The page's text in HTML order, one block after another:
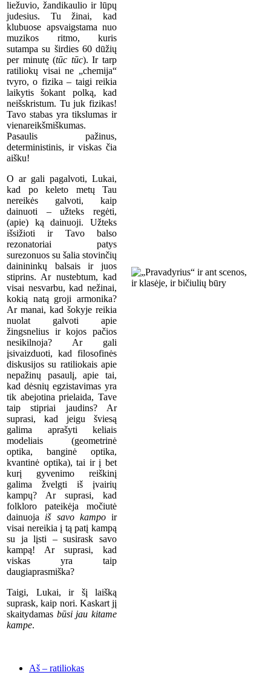
liežuvio, žandikaulio ir lūpų
judesius. Tu žinai, kad
klubuose apsvaigstama nuo
muzikos ritmo, kuris
sutampa su širdies 60 dūžių
per minutę (tūc tūc). Ir tarp
ratiliokų visai ne „chemija“
tvyro, o fizika – taigi reikia
laikytis šokant polką, kad
neišskristum. Tu juk fizikas!
Tavo stabas yra tikslumas ir
vienareikšmiškumas.
Pasaulis pažinus,
deterministinis, ir viskas čia
aišku!
O ar gali pagalvoti, Lukai,
kad po keleto metų Tau
nereikės galvoti, kaip
dainuoti – užteks regėti,
(apie) ką dainuoji. Užteks
išsižioti ir Tavo balso
rezonatoriai patys
surezonuos su šalia stovinčių
dainininkų balsais ir juos
stiprins. Ar nustebtum, kad
visai nesvarbu, kad nežinai,
kokią natą groji armonika?
Ar manai, kad šokyje reikia
nuolat galvoti apie
žingsnelius ir kojos pačios
nesikilnoja? Ar gali
įsivaizduoti, kad filosofinės
diskusijos su ratiliokais apie
nepažinų pasaulį, apie tai,
kad dėsnių egzistavimas yra
tik abejotina prielaida, Tave
taip stipriai jaudins? Ar
suprasi, kad jeigu šviesą
galima aprašyti keliais
modeliais (geometrinė
optika, banginė optika,
kvantinė optika), tai ir į bet
kurį gyvenimo reiškinį
galima žvelgti iš įvairių
kampų? Ar suprasi, kad
folkloro pateikėja močiutė
dainuoja iš savo kampoir
visai nereikia į tą patį kampą
su ja lįsti – susirask savo
kampą! Ar suprasi, kad
viskas yra taip
daugiaprasmiška?
Taigi, Lukai, ir šį laišką
suprask, kaip nori. Kaskart jį
skaitydamas būsi jau kitame
kampe.
Aš – ratiliokas